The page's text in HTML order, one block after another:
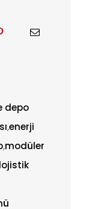
depo
,enerji
,modüler